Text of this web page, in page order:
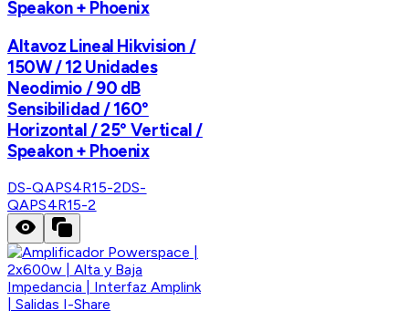
Speakon + Phoenix
Altavoz Lineal Hikvision /
150W / 12 Unidades
Neodimio / 90 dB
Sensibilidad / 160°
Horizontal / 25° Vertical /
Speakon + Phoenix
DS-QAPS4R15-2DS-
QAPS4R15-2